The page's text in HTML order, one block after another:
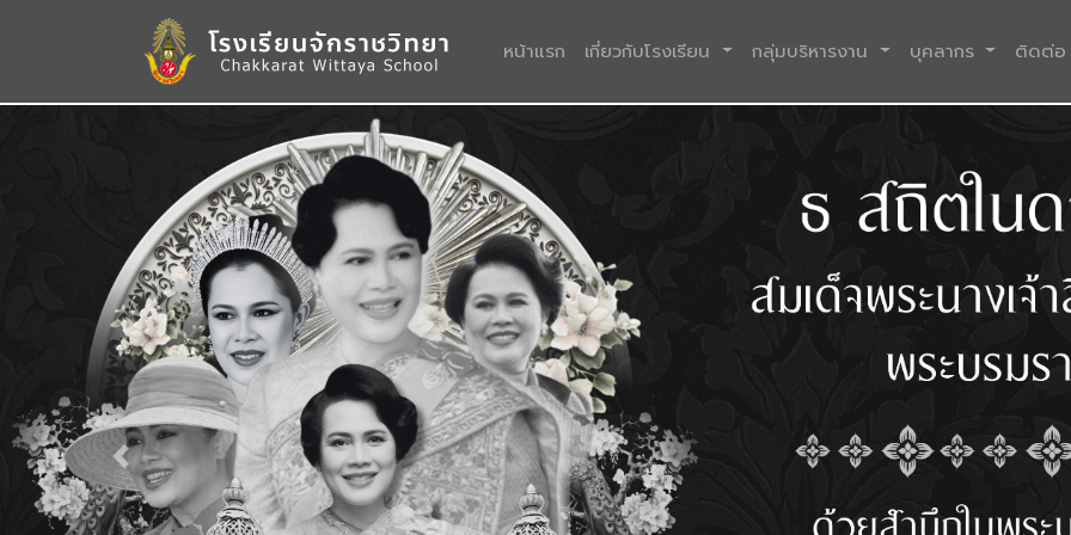
หน้าแรก (current)
เกี่ยวกับโรงเรียน กลุ่มบริหารงาน บุคลากร ติดต่อ
Previous